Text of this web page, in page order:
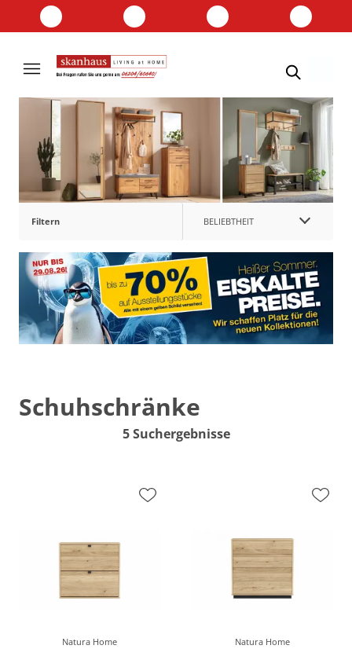
Filtern BELIEBTHEIT
Schuhschränke
5 Suchergebnisse
Natura Home
Natura Home